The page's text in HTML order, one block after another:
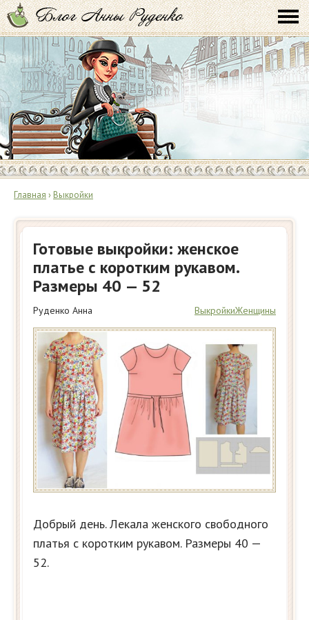
Главная › Выкройки
Готовые выкройки: женское
платье с коротким рукавом.
Размеры 40 — 52
Руденко Анна ВыкройкиЖенщины
Добрый день. Лекала женского свободного
платья с коротким рукавом. Размеры 40 —
52.